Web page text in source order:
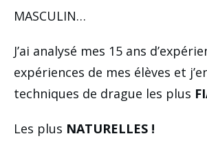
MASCULIN…
J’ai analysé mes 15 ans
expériences de mes élèves et
techniques de drague les plus
Les plus NATURELLES !